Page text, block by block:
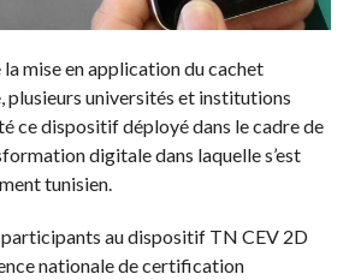
la mise en application du cachet
plusieurs universités et institutions
ce dispositif déployé dans le cadre de
digitale dans laquelle s’est
tunisien.
participants au dispositif TN CEV 2D
nationale de certification